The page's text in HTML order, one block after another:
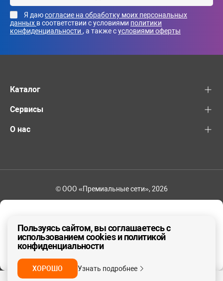
ДА, ВЕРНО
Я даюсогласие на обработку моих персональных
данных в соответствии с условиями политики
конфиденциальности , а также сусловиями оферты
Каталог
Сервисы
О нас
© ООО «Премиальные сети», 2026
Пользуясь сайтом, вы соглашаетесь с
использованием cookies и политикой
конфиденциальности
ХОРОШО Узнать подробнее